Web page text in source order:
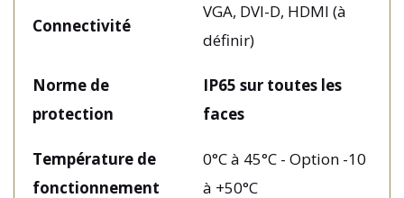
Connectivité
VGA, DVI-D, HDMI (à
définir)
Norme de
protection
IP65 sur toutes les
faces
Température de
fonctionnement
0°C à 45°C - Option -10
à +50°C